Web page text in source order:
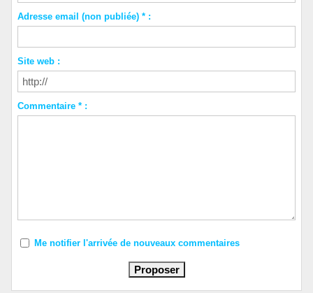
Adresse email (non publiée) * :
Site web :
Commentaire * :
Me notifier l'arrivée de nouveaux commentaires